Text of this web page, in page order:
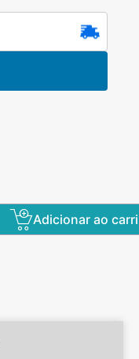
Adicionar ao